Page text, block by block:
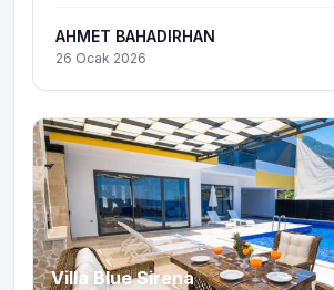
AHMET BAHADIRHAN
26 Ocak 2026
Villa Blue Sirena